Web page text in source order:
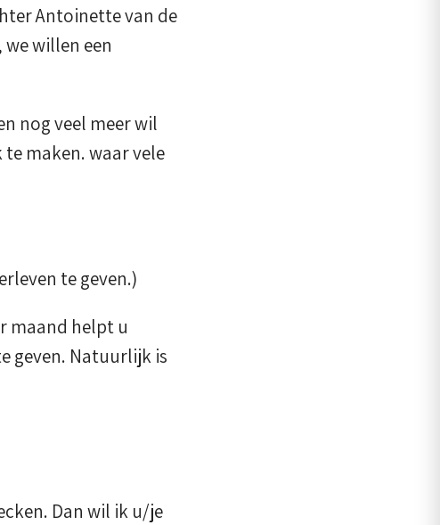
Antoinette van de
willen een
nog veel meer wil
maken. waar vele
te geven.)
maand helpt u
geven. Natuurlijk is
Dan wil ik u/je